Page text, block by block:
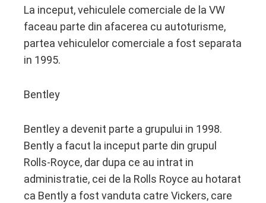
La inceput, vehiculele comerciale de la VW
faceau parte din afacerea cu autoturisme,
partea vehiculelor comerciale a fost separata
in 1995.
Bentley
Bentley a devenit parte a grupului in 1998.
Bently a facut la inceput parte din grupul
Rolls-Royce, dar dupa ce au intrat in
administratie, cei de la Rolls Royce au hotarat
ca Bently a fost vanduta catre Vickers, care